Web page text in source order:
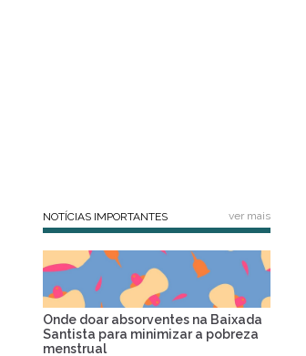
NOTÍCIAS IMPORTANTES ver mais
Onde doar absorventes na Baixada
Santista para minimizar a pobreza
menstrual